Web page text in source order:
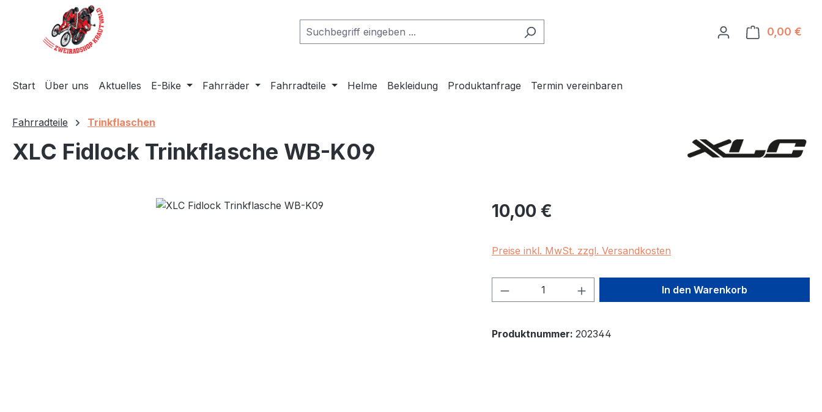
Hauptinhalt springen
Zur Suche springen
Zur Hauptnavigation springen
0,00 €
Start Über uns Aktuelles E-Bike Fahrräder Fahrradteile Helme Bekleidung Produktanfrage Termin vereinbaren
Fahrradteile Trinkflaschen
XLC Fidlock Trinkflasche WB-K09
Regulärer Preis:
10,00 €
Preise inkl. MwSt. zzgl. Versandkosten
Produkt Anzahl: Gib den gewünschten Wert
In den Warenkorb
Produktnummer: 202344